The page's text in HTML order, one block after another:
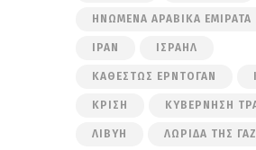
ΗΝΩΜΈΝΑ ΑΡΑΒΙΚΆ ΕΜΙΡΆΤΑ
ΙΡΆΝ ΙΣΡΑΉΛ
ΚΑΘΕΣΤΏΣ ΕΡΝΤΟΓΆΝ
ΚΡΊΣΗ ΚΥΒΈΡΝΗΣΗ
ΛΙΒΎΗ ΛΩΡΊΔΑ ΤΗΣ